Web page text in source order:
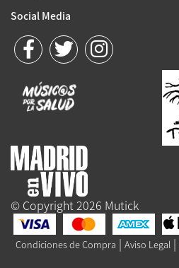
Social Media
© Copyright 2026 Mutick
Condiciones de Compra | Aviso Legal |